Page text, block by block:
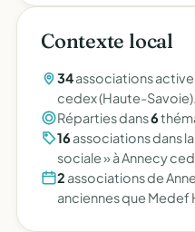
Contexte local
34associations
cedex (Haute-Savoie).
Réparties dans6
16 associations dans
sociale » à Annecy
2 associations de
anciennes que Medef